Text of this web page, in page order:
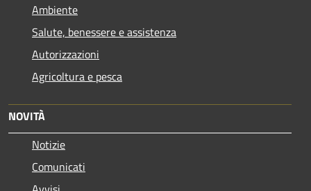
Ambiente
Salute, benessere e assistenza
Autorizzazioni
Agricoltura e pesca
NOVITÀ
Notizie
Comunicati